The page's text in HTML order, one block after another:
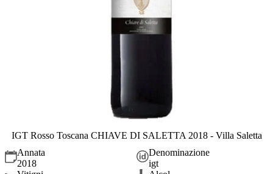
IGT Rosso Toscana CHIAVE DI SALETTA 2018 - Villa Saletta
Annata
2018
Denominazione
igt